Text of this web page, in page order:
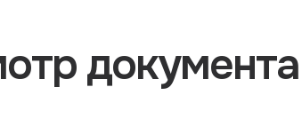
документа